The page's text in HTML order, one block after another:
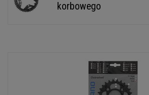
korbowego